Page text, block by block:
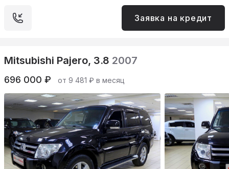
Заявка на кредит
Mitsubishi Pajero, 3.8 2007
696 000 ₽ от 9 481 ₽ в месяц